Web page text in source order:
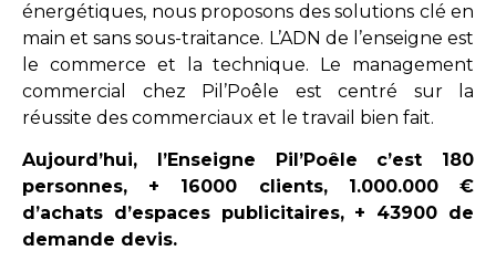
énergétiques, nous proposons des solutions clé en
main et sans sous-traitance. L’ADN de l’enseigne est
le commerce et la technique. Le management
commercial chez Pil’Poêle est centré sur la
réussite des commerciaux et le travail bien fait.
Aujourd’hui, l’Enseigne Pil’Poêle c’est 180
personnes, + 16000 clients, 1.000.000 €
d’achats d’espaces publicitaires, + 43900 de
demande devis.